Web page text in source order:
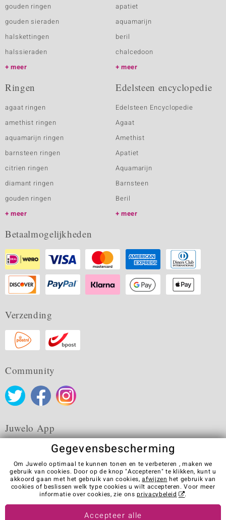
gouden ringen
gouden sieraden
halskettingen
halssieraden
meer
apatiet
aquamarijn
beril
chalcedoon
meer
Ringen
agaat ringen
amethist ringen
aquamarijn ringen
barnsteen ringen
citrien ringen
diamant ringen
gouden ringen
meer
Edelsteen encyclopedie
Edelsteen Encyclopedie
Agaat
Amethist
Apatiet
Aquamarijn
Barnsteen
Beril
meer
Betaalmogelijkheden
Verzending
Community
Juwelo App
Algemene verkoopvoorwaarden Privacybeleid
Cookies
Colofon
Contact
Contract herroepen
Visit our stores in other countries:
Gegevensbescherming
Om Juwelo optimaal te kunnen tonen en te verbeteren , maken we
gebruik van cookies. Door op de knop "Accepteren" te klikken, kunt u
akkoord gaan met het gebruik van cookies,afwijzen het gebruik van
cookies of beslissen welk type cookies u wilt accepteren. Voor meer
informatie over cookies, zie onsprivacybeleid .
Accepteer alle